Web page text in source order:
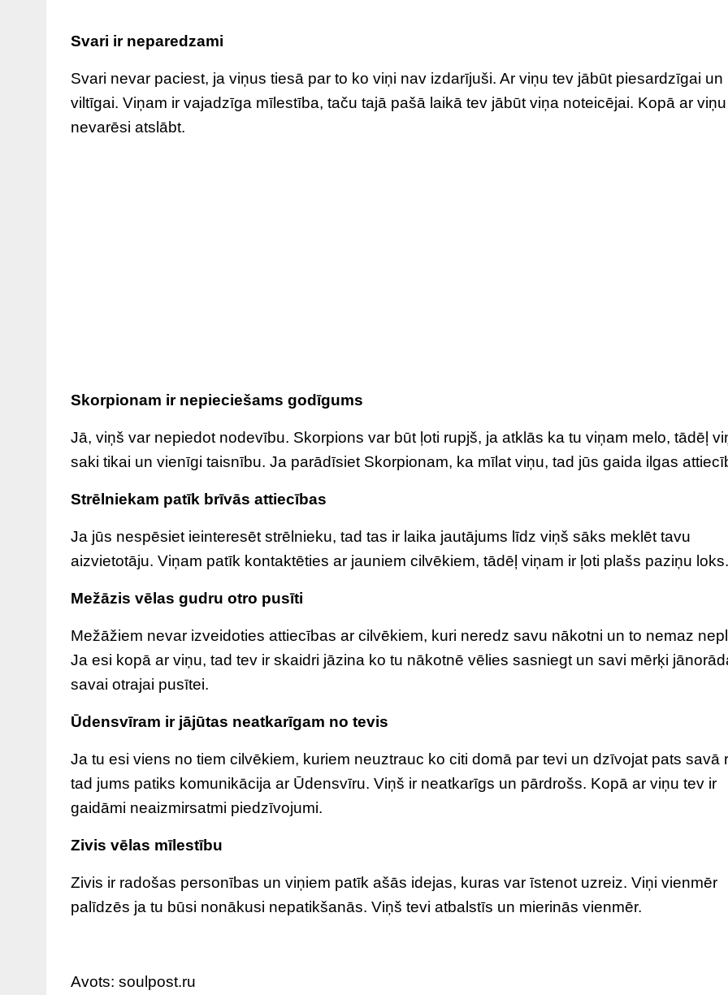
Svari ir neparedzami
Svari nevar paciest, ja viņus tiesā par to ko viņi nav izdarījuši. Ar viņu tev jābūt piesardzīgai un
viltīgai. Viņam ir vajadzīga mīlestība, taču tajā pašā laikā tev jābūt viņa noteicējai. Kopā ar
nevarēsi atslābt.
Skorpionam ir nepieciešams godīgums
Jā, viņš var nepiedot nodevību. Skorpions var būt ļoti rupjš, ja atklās ka tu viņam melo, tādēļ
saki tikai un vienīgi taisnību. Ja parādīsiet Skorpionam, ka mīlat viņu, tad jūs gaida ilgas
Strēlniekam patīk brīvās attiecības
Ja jūs nespēsiet ieinteresēt strēlnieku, tad tas ir laika jautājums līdz viņš sāks meklēt tavu
aizvietotāju. Viņam patīk kontaktēties ar jauniem cilvēkiem, tādēļ viņam ir ļoti plašs paziņu loks.
Mežāzis vēlas gudru otro pusīti
Mežāžiem nevar izveidoties attiecības ar cilvēkiem, kuri neredz savu nākotni un to nemaz
Ja esi kopā ar viņu, tad tev ir skaidri jāzina ko tu nākotnē vēlies sasniegt un savi mērķi
savai otrajai pusītei.
Ūdensvīram ir jājūtas neatkarīgam no tevis
Ja tu esi viens no tiem cilvēkiem, kuriem neuztrauc ko citi domā par tevi un dzīvojat pats savā
tad jums patiks komunikācija ar Ūdensvīru. Viņš ir neatkarīgs un pārdrošs. Kopā ar viņu tev ir
gaidāmi neaizmirsatmi piedzīvojumi.
Zivis vēlas mīlestību
Zivis ir radošas personības un viņiem patīk ašās idejas, kuras var īstenot uzreiz. Viņi vienmēr
palīdzēs ja tu būsi nonākusi nepatikšanās. Viņš tevi atbalstīs un mierinās vienmēr.
Avots: soulpost.ru